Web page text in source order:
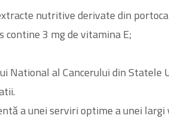
nutritive derivate din
contine 3 mg de vitamina E;
National al Cancerului din
a unei serviri optime a unei largi